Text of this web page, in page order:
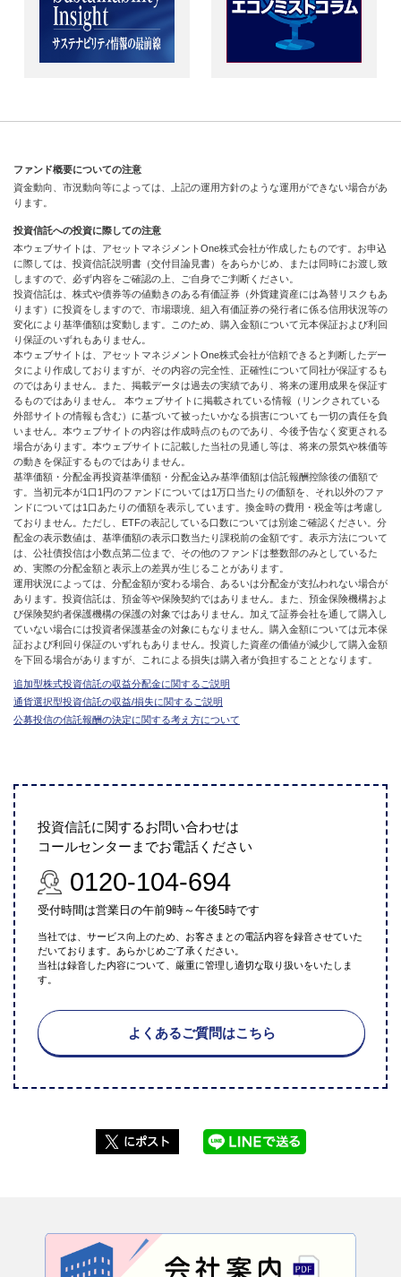
ファンド概要についての注意
資金動向、市況動向等によっては、上記の運用方針のような運用ができない場合があ
ります。
投資信託への投資に際しての注意
本ウェブサイトは、アセットマネジメントOne株式会社が作成したものです。お申込
に際しては、投資信託説明書（交付目論見書）をあらかじめ、または同時にお渡し致
しますので、必ず内容をご確認の上、ご自身でご判断ください。
投資信託は、株式や債券等の値動きのある有価証券（外貨建資産には為替リスクもあ
ります）に投資をしますので、市場環境、組入有価証券の発行者に係る信用状況等の
変化により基準価額は変動します。このため、購入金額について元本保証および利回
り保証のいずれもありません。
本ウェブサイトは、アセットマネジメントOne株式会社が信頼できると判断したデー
タにより作成しておりますが、その内容の完全性、正確性について同社が保証するも
のではありません。また、掲載データは過去の実績であり、将来の運用成果を保証す
るものではありません。 本ウェブサイトに掲載されている情報（リンクされている
外部サイトの情報も含む）に基づいて被ったいかなる損害についても一切の責任を負
いません。本ウェブサイトの内容は作成時点のものであり、今後予告なく変更される
場合があります。本ウェブサイトに記載した当社の見通し等は、将来の景気や株価等
の動きを保証するものではありません。
基準価額・分配金再投資基準価額・分配金込み基準価額は信託報酬控除後の価額で
す。当初元本が1口1円のファンドについては1万口当たりの価額を、それ以外のファ
ンドについては1口あたりの価額を表示しています。換金時の費用・税金等は考慮し
ておりません。ただし、ETFの表記している口数については別途ご確認ください。分
配金の表示数値は、基準価額の表示口数当たり課税前の金額です。表示方法について
は、公社債投信は小数点第二位まで、その他のファンドは整数部のみとしているた
め、実際の分配金額と表示上の差異が生じることがあります。
運用状況によっては、分配金額が変わる場合、あるいは分配金が支払われない場合が
あります。投資信託は、預金等や保険契約ではありません。また、預金保険機構およ
び保険契約者保護機構の保護の対象ではありません。加えて証券会社を通して購入し
ていない場合には投資者保護基金の対象にもなりません。購入金額については元本保
証および利回り保証のいずれもありません。投資した資産の価値が減少して購入金額
を下回る場合がありますが、これによる損失は購入者が負担することとなります。
追加型株式投資信託の収益分配金に関するご説明
通貨選択型投資信託の収益/損失に関するご説明
公募投信の信託報酬の決定に関する考え方について
投資信託に関するお問い合わせは
コールセンターまでお電話ください
0120-104-694
受付時間は営業日の午前9時～午後5時です
当社では、サービス向上のため、お客さまとの電話内容を録音させていた
だいております。あらかじめご了承ください。
当社は録音した内容について、厳重に管理し適切な取り扱いをいたしま
す。
よくあるご質問はこちら